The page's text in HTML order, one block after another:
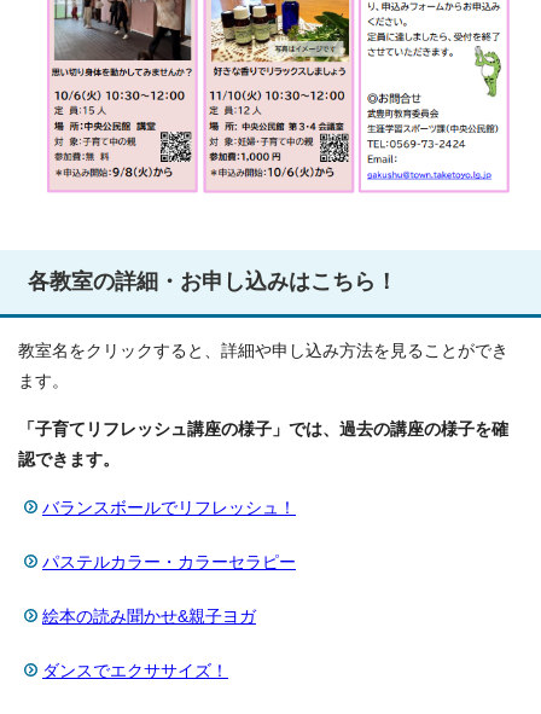
各教室の詳細・お申し込みはこちら！
教室名をクリックすると、詳細や申し込み方法を見ることができ
ます。
「子育てリフレッシュ講座の様子」では、過去の講座の様子を確
認できます。
バランスボールでリフレッシュ！
パステルカラー・カラーセラピー
絵本の読み聞かせ&親子ヨガ
ダンスでエクササイズ！